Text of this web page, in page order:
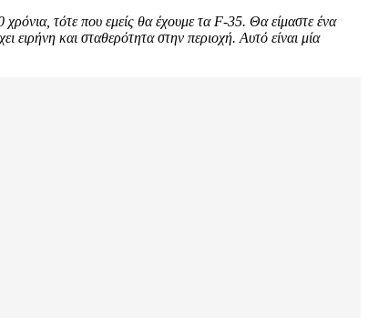
τότε που εμείς θα έχουμε τα F-35. Θα είμαστε ένα
ειρήνη και σταθερότητα στην περιοχή. Αυτό είναι μία